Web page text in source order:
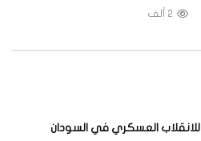
2 ألف
العسكري في السودان